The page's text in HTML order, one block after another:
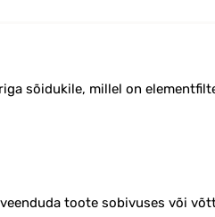
sõidukile, millel on
toote sobivuses või